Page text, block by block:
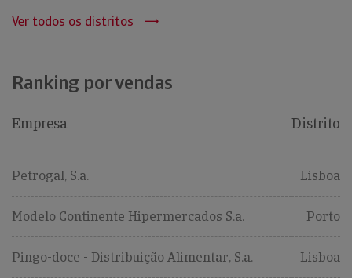
Ver todos os distritos
Ranking por vendas
Empresa Distrito
Petrogal, S.a. Lisboa
Modelo Continente Hipermercados S.a. Porto
Pingo-doce - Distribuição Alimentar, S.a. Lisboa